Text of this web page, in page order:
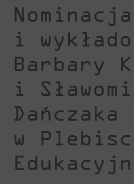
i
Barbary
i
Dańczaka
w